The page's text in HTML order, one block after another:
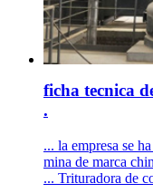
ficha tecnica
.
... la empresa se
mina de marca
... Trituradora de